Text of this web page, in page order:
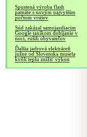
Spustená výroba flash
pamäte s novým najvyšším
počtom vrstiev
Súd zakázal samojazdiacim
Google taxíkom dobíjanie v
noci, rušili obyvateľov
Ďalšia jadrová elektráreň
južne od Slovenska musela
kvôli teplu znížiť výkon